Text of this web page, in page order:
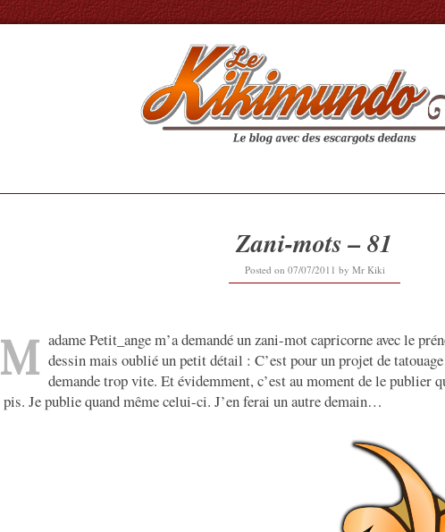
Zani-mots – 81
Posted on 07/07/2011 16/09/2019
by Mr Kiki
M adame Petit_ange m’a demandé un zani-mot capricorne avec le
dessin mais oublié un petit détail : C’est pour un projet de
demande trop vite. Et évidemment, c’est au moment de le publier
pis. Je publie quand même celui-ci. J’en ferai un autre demain…